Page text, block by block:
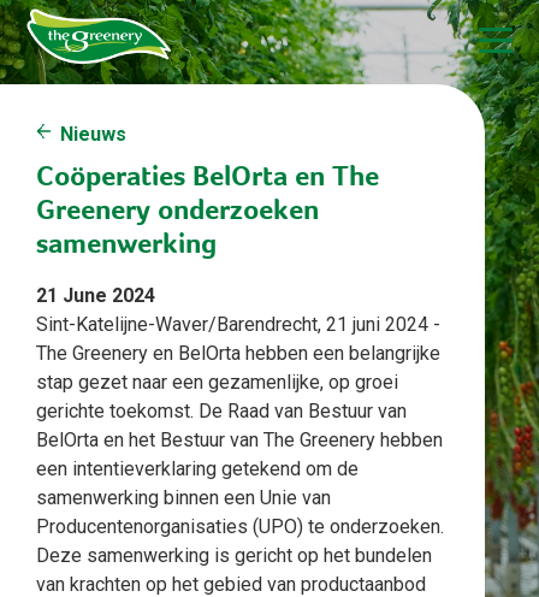
Nieuws
Coöperaties BelOrta en The
Greenery onderzoeken
samenwerking
21 June 2024
Sint-Katelijne-Waver/Barendrecht, 21 juni 2024 -
The Greenery en BelOrta hebben een belangrijke
stap gezet naar een gezamenlijke, op groei
gerichte toekomst. De Raad van Bestuur van
BelOrta en het Bestuur van The Greenery hebben
een intentieverklaring getekend om de
samenwerking binnen een Unie van
Producentenorganisaties (UPO) te onderzoeken.
Deze samenwerking is gericht op het bundelen
van krachten op het gebied van productaanbod